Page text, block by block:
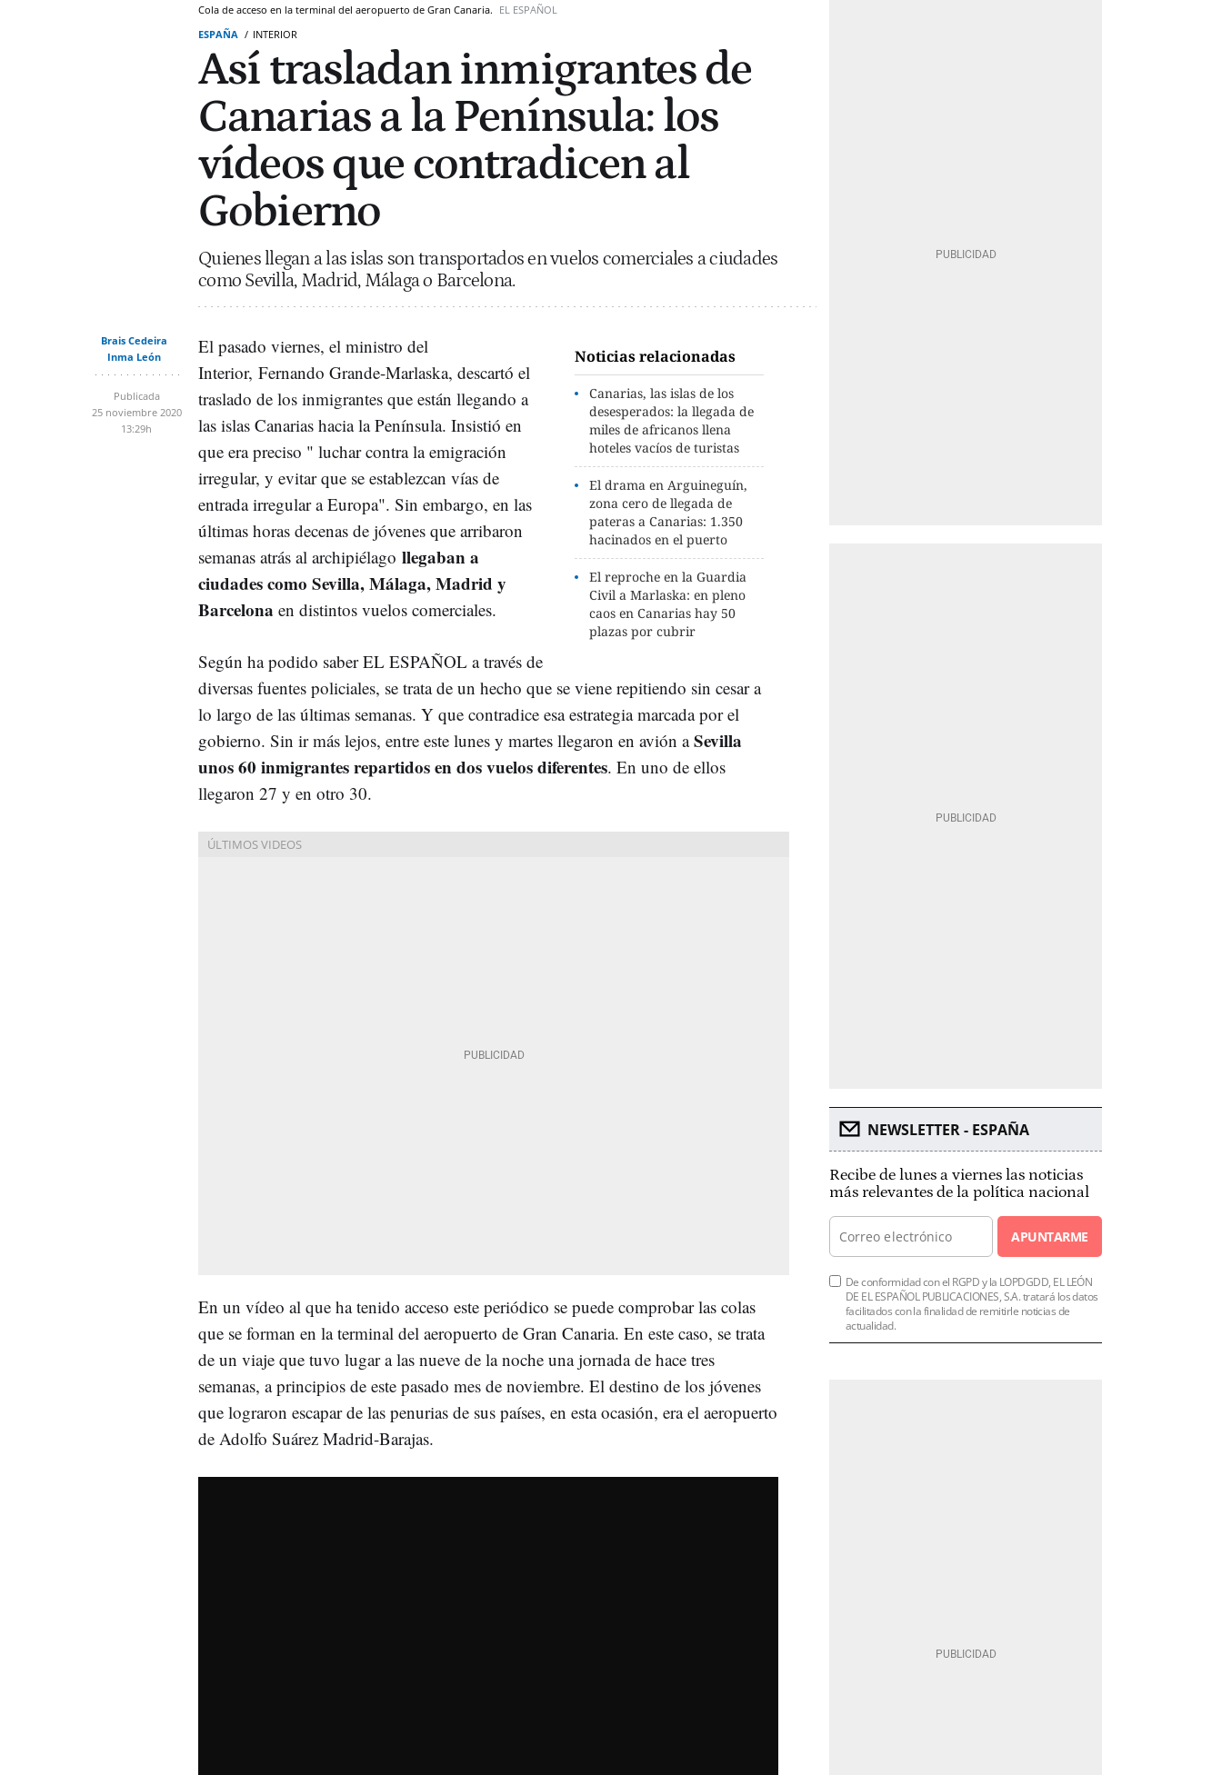
Cola de acceso en la terminal del aeropuerto de Gran Canaria. EL ESPAÑOL
ESPAÑA
INTERIOR
Así trasladan inmigrantes de
Canarias a la Península: los
vídeos que contradicen al
Gobierno
Quienes llegan a las islas son transportados en vuelos comerciales a ciudades
como Sevilla, Madrid, Málaga o Barcelona.
Brais Cedeira
Inma León
Publicada
25 noviembre 2020
13:29h
Noticias relacionadas
Canarias, las islas de los
desesperados: la llegada de
miles de africanos llena
hoteles vacíos de turistas
El drama en Arguineguín,
zona cero de llegada de
pateras a Canarias: 1.350
hacinados en el puerto
El reproche en la Guardia
Civil a Marlaska: en pleno
caos en Canarias hay 50
plazas por cubrir
El pasado viernes, el ministro del
Interior, Fernando Grande-Marlaska, descartó el
traslado de los inmigrantes que están llegando a
las islas Canarias hacia la Península. Insistió en
que era preciso " luchar contra la emigración
irregular, y evitar que se establezcan vías de
entrada irregular a Europa". Sin embargo, en las
últimas horas decenas de jóvenes que arribaron
semanas atrás al archipiélago llegaban a
ciudades como Sevilla, Málaga, Madrid y
Barcelona en distintos vuelos comerciales.
Según ha podido saber EL ESPAÑOL a través de
diversas fuentes policiales, se trata de un hecho que se viene repitiendo sin cesar a
lo largo de las últimas semanas. Y que contradice esa estrategia marcada por el
gobierno. Sin ir más lejos, entre este lunes y martes llegaron en avión aSevilla
unos 60 inmigrantes repartidos en dos vuelos diferentes. En uno de ellos
llegaron 27 y en otro 30.
En un vídeo al que ha tenido acceso este periódico se puede comprobar las colas
que se forman en la terminal del aeropuerto de Gran Canaria. En este caso, se trata
de un viaje que tuvo lugar a las nueve de la noche una jornada de hace tres
semanas, a principios de este pasado mes de noviembre. El destino de los jóvenes
que lograron escapar de las penurias de sus países, en esta ocasión, era el aeropuerto
de Adolfo Suárez Madrid-Barajas.
NEWSLETTER - ESPAÑA
Recibe de lunes a viernes las noticias
más relevantes de la política nacional
APUNTARME
De conformidad con el RGPD y la LOPDGDD, EL LEÓN
DE EL ESPAÑOL PUBLICACIONES, S.A. tratará los datos
facilitados con la finalidad de remitirle noticias de
actualidad.